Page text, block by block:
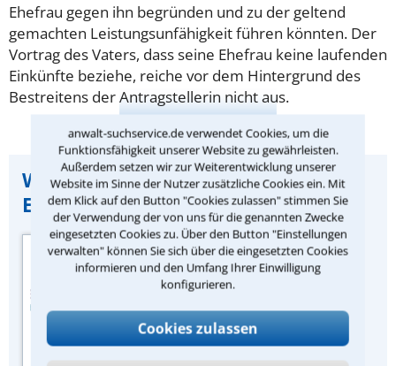
anwalt-suchservice.de verwendet Cookies, um die
Funktionsfähigkeit unserer Website zu gewährleisten.
Außerdem setzen wir zur Weiterentwicklung unserer
Website im Sinne der Nutzer zusätzliche Cookies ein. Mit
dem Klick auf den Button "Cookies zulassen" stimmen Sie
der Verwendung der von uns für die genannten Zwecke
eingesetzten Cookies zu. Über den Button "Einstellungen
verwalten" können Sie sich über die eingesetzten Cookies
informieren und den Umfang Ihrer Einwilligung
konfigurieren.
Cookies zulassen
Ehefrau gegen ihn begründen und zu der geltend
gemachten Leistungsunfähigkeit führen könnten. Der
Vortrag des Vaters, dass seine Ehefrau keine laufenden
Einkünfte beziehe, reiche vor dem Hintergrund des
Bestreitens der Antragstellerin nicht aus.
Wichtiger Hinweis zu dieser
Entscheidung:
Quelle der
Urteilszusammenfassung:
Zeitschrift „Familien-
Rechtsberater“ des
juristischen Fachverlags Dr.
Otto Schmidt, Köln.